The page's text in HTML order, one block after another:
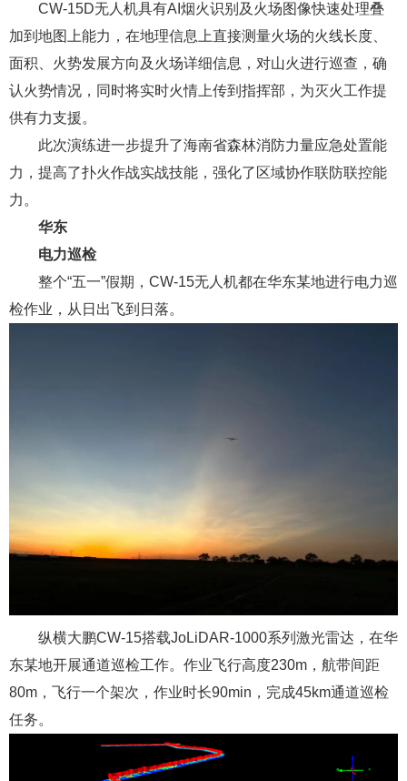
CW-15D无人机具有AI烟火识别及火场图像快速处理叠
加到地图上能力，在地理信息上直接测量火场的火线长度、
面积、火势发展方向及火场详细信息，对山火进行巡查，确
认火势情况，同时将实时火情上传到指挥部，为灭火工作提
供有力支援。
此次演练进一步提升了海南省森林消防力量应急处置能
力，提高了扑火作战实战技能，强化了区域协作联防联控能
力。
华东
电力巡检
整个“五一”假期，CW-15无人机都在华东某地进行电力巡
检作业，从日出飞到日落。
纵横大鹏CW-15搭载JoLiDAR-1000系列激光雷达，在华
东某地开展通道巡检工作。作业飞行高度230m，航带间距
80m，飞行一个架次，作业时长90min，完成45km通道巡检
任务。